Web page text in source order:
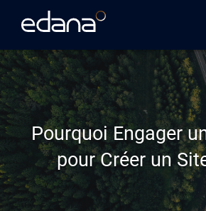
Pourquoi Engager
pour Créer un